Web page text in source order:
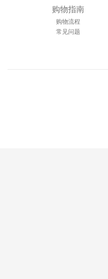
购物指南
购物流程
常见问题